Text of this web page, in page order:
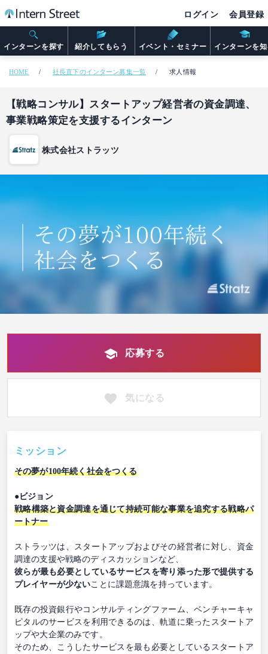
インターンを探す 紹介してもらう イベント・セミナー インターンを
ログイン 会員登録
HOME 社長直下のインターン募集一覧 求人情報
【戦略コンサル】スタートアップ経営者の資金調達、
事業戦略策定を支援するインターン
株式会社ストラッツ
応募する
気になる
ミッション
その夢が100年続く社会をつくる
●ビジョン
戦略構築と資金調達を通じて持続可能な事業を追究する戦略パ
ートナー
ストラッツは、スタートアップおよびその経営者に対し、資金
調達の支援や戦略のディスカッションなど、
彼らが最も必要としているサービスを寄り添った形で提供する
プレイヤーが少ないことに課題意識を持っています。
既存の投資銀行やコンサルティングファーム、ベンチャーキャ
ピタルのサービスを利用できるのは、軌道に乗ったスタートア
ップや大企業のみです。
そのため、こうしたサービスを最も必要としているスタートア